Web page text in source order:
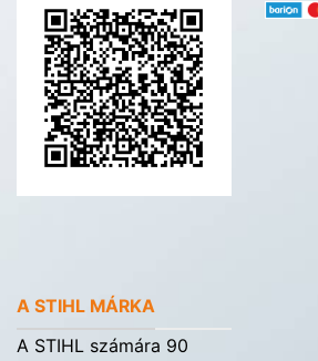
A STIHL MÁRKA
A STIHL számára 90